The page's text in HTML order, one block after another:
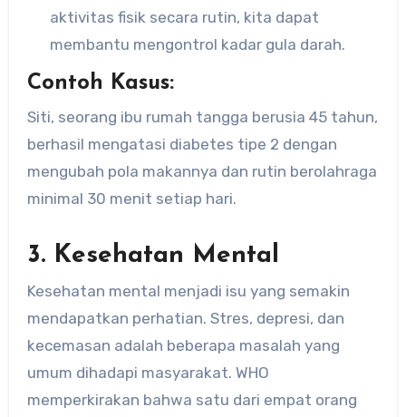
aktivitas fisik secara rutin, kita dapat
membantu mengontrol kadar gula darah.
Contoh Kasus:
Siti, seorang ibu rumah tangga berusia 45 tahun,
berhasil mengatasi diabetes tipe 2 dengan
mengubah pola makannya dan rutin berolahraga
minimal 30 menit setiap hari.
3. Kesehatan Mental
Kesehatan mental menjadi isu yang semakin
mendapatkan perhatian. Stres, depresi, dan
kecemasan adalah beberapa masalah yang
umum dihadapi masyarakat. WHO
memperkirakan bahwa satu dari empat orang